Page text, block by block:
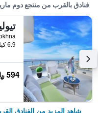
فنادق بالقرب من منتجع دوم
6.9 كيلومتر عن وسط المدينة
594 ﷼
شاهد المزيد من الفنادق